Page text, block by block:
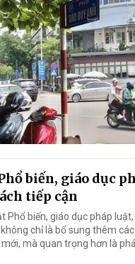
biến, giáo dục
tiếp cận
Phổ biến, giáo dục pháp
chỉ là bổ sung thêm
mà quan trọng hơn là